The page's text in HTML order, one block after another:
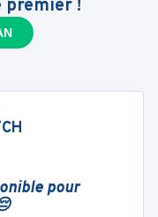
premier !
pour